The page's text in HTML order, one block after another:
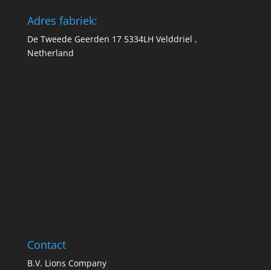
Adres fabriek:
De Tweede Geerden 17 5334LH Velddriel ,
Netherland
Contact
B.V. Lions Company